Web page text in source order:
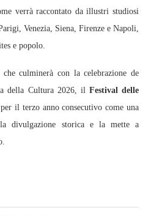
verrà raccontato da illustri studiosi
Venezia, Siena, Firenze e Napoli,
e popolo.
culminerà con la celebrazione de
della Cultura 2026, il Festival delle
il terzo anno consecutivo come una
la divulgazione storica e la mette a